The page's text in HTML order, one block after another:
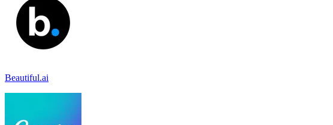
Beautiful.ai